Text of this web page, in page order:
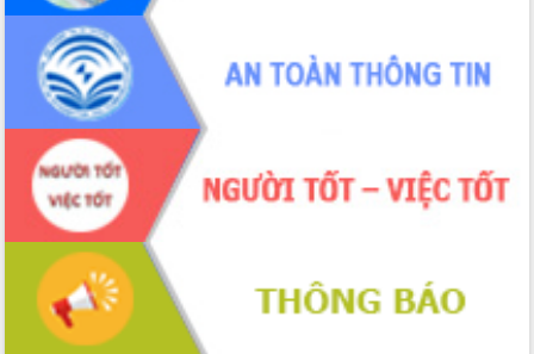
về phát triển nuôi trồng thủy sản
Phó Chủ tịch UBND tỉnh Đắk Lắk
Trương Công Thái kiểm tra thực địa
Dự án cao tốc Khánh Hòa - Buôn Ma
Định vị cà phê Việt Nam như một “di
sản sống” trong dòng chảy toàn cầu
Xây dựng nông thôn mới: Nâng cao đời
sống người dân từ những mô hình thiết
Quyết liệt tháo gỡ vướng mắc, đẩy
nhanh tiến độ các dự án trọng điểm
trong Khu kinh tế Nam Phú Yên